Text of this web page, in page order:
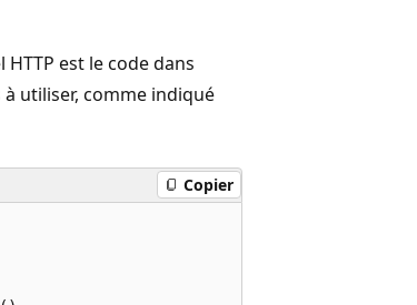
est le code dans
utiliser, comme indiqué
Copier